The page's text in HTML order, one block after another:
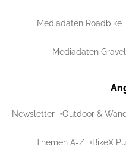
Mediadaten Roadbike
Mediadaten
Newsletter Outdoor &
Themen A-Z BikeX